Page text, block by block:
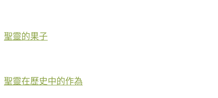
聖靈的果子
聖靈在歷史中的作為